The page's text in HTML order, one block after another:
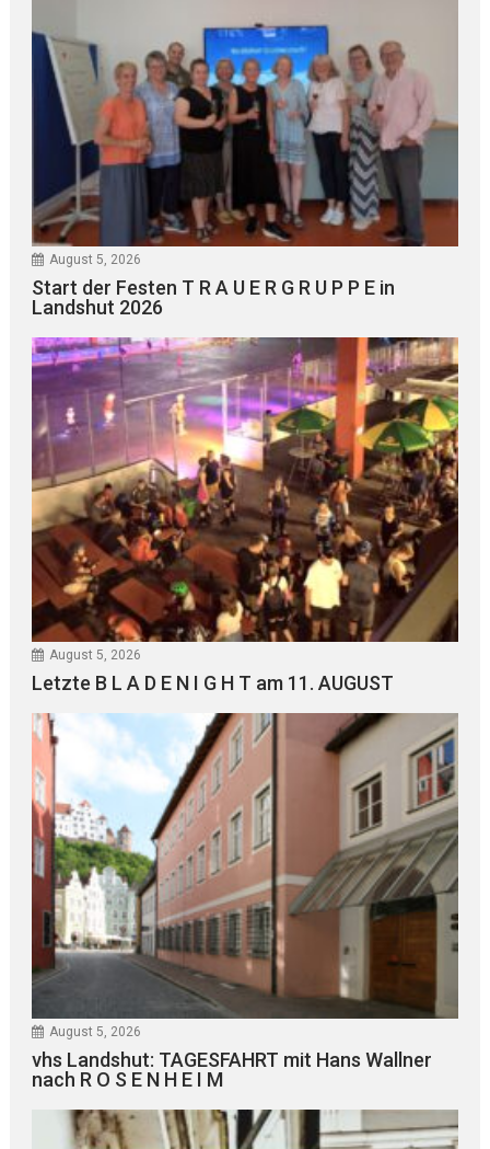
August 5, 2026
Start der Festen T R A U E R G R U P P E in
Landshut 2026
August 5, 2026
Letzte B L A D E N I G H T am 11. AUGUST
August 5, 2026
vhs Landshut: TAGESFAHRT mit Hans Wallner
nach R O S E N H E I M